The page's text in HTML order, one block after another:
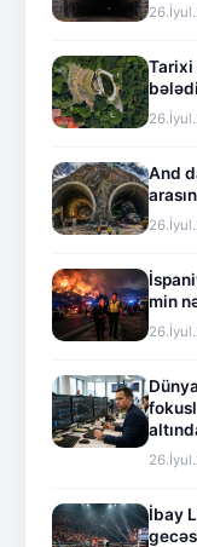
Tarixi
And
min
İbay